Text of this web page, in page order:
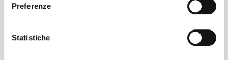
Preferenze
Statistiche